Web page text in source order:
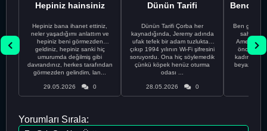
Hepiniz hainsiniz
Hepiniz bana ihanet ettiniz,
neler yaşadığımı anlattım ve
hepiniz beni görmezden
geldiniz, hepiniz sanki hiç
umurumda değilmiş gibi
davrandınız, herkes tarafından
görmezden gelindim, lan...
29.05.2026 0
Dünün Tarifi
Dünün Tarifi Çorba her
kaynadığında, Jeremy adında
ufak tefek bir adam tuzluktan
çıkıp 1994 yılının Wi-Fi şifresini
soruyordu. Ona hiç söylemedik
çünkü köpek henüz oturma
odası ...
28.05.2026 0
Ben gururlu
sahip
önce
kadınla
beyaz
Yorumları Sırala: